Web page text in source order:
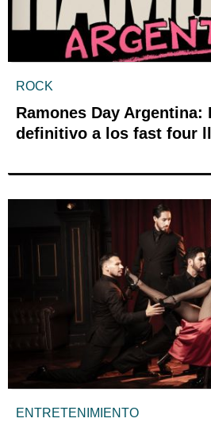
ROCK
Ramones Day Argentina:
definitivo a los fast four
ENTRETENIMIENTO